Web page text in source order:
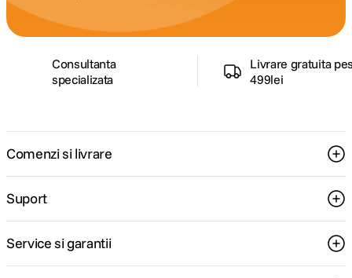
Consultanta
specializata
Livrare gratuita
499lei
Comenzi si livrare
Suport
Service si garantii